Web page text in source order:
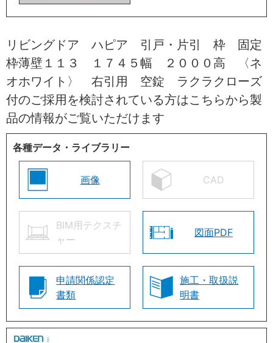
リビングドア ハピア 引戸・片引 枠 固定
枠薄壁１１３ １７４５幅 ２０００高 〈ネ
オホワイト〉 右引用 空錠 ラクラクローズ
付のご採用を検討されている方はこちらから製
品の情報がご覧いただけます
各種データ・ライブラリー
画像 CAD
BIM用テクスチ
ャー
図面PDF
申請関係認定
書類
施工・取扱説
明書